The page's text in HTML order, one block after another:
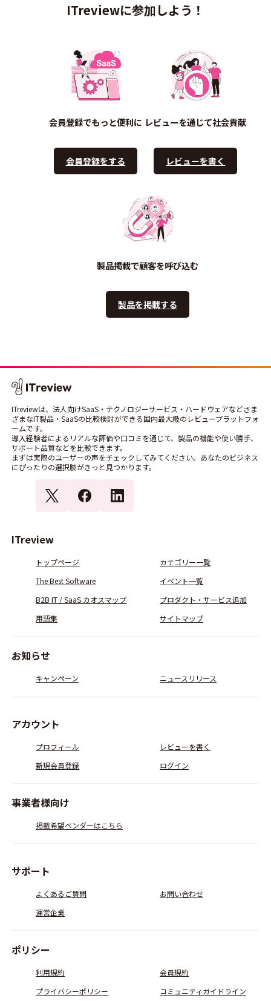
ITreviewに参加しよう！
会員登録でもっと便利に
会員登録をする
レビューを通じて社会貢献
レビューを書く
製品掲載で顧客を呼び込む
製品を掲載する
ITreviewは、法人向けSaaS・テクノロジーサービス・ハードウェアなどさま
ざまなIT製品・SaaSの比較検討ができる国内最大級のレビュープラットフォ
ームです。
導入経験者によるリアルな評価や口コミを通じて、製品の機能や使い勝手、
サポート品質などを比較できます。
まずは実際のユーザーの声をチェックしてみてください。あなたのビジネス
にぴったりの選択肢がきっと見つかります。
ITreview
トップページ
カテゴリー一覧
The Best Software
イベント一覧
B2B IT / SaaS カオスマップ
プロダクト・サービス追加
用語集
サイトマップ
お知らせ
キャンペーン ニュースリリース
アカウント
プロフィール
レビューを書く
新規会員登録
ログイン
事業者様向け
掲載希望ベンダーはこちら
サポート
よくあるご質問
お問い合わせ
運営企業
ポリシー
利用規約
会員規約
プライバシーポリシー
コミュニティガイドライン